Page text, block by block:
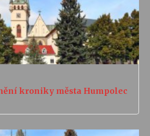
kroniky města Humpolec